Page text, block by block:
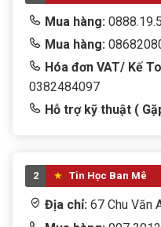
Thiết bị thông minh
Thiết bị văn phòng
tivi
TRANG PHỤC
WEB CAM
Win + Office
Mua hàng:
Mua hàng:
Hóa đơn VAT/ Kế
0382484097
Hỗ trợ kỹ thuật (
2 Tin Học Ban Mê
Địa chỉ: 67 Chu Văn